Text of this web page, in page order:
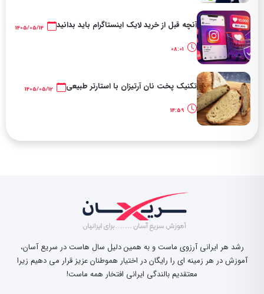
آنچه قبل از خرید لایک اینستاگرام باید بدانید
تکنیک پخت نان آرتیزان با استارتر طبیعی
14:59
رشد هر ایرانی آرزوی ماست و به همین دلیل سال هاست در سریع آسان،
آموزش در هر زمینه ای را رایگان در اختیار هموطنان عزیز قرار می دهیم زیرا
معتقدیم بالندگی ایرانی افتخار همه ماست!